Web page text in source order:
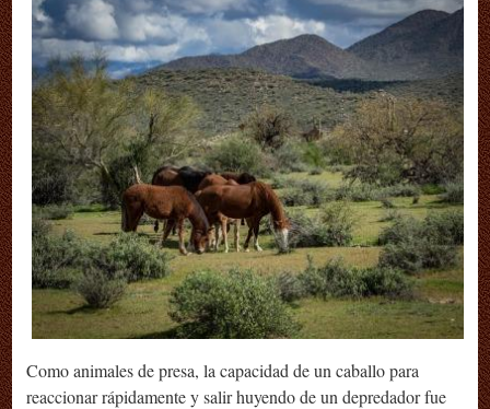
Como animales de presa, la capacidad de un caballo para
reaccionar rápidamente y salir huyendo de un depredador fue